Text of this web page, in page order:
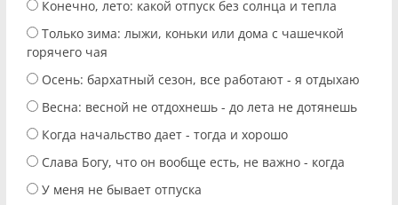
Конечно, лето: какой отпуск без солнца и тепла
Только зима: лыжи, коньки или дома с чашечкой
горячего чая
Осень: бархатный сезон, все работают - я отдыхаю
Весна: весной не отдохнешь - до лета не дотянешь
Когда начальство дает - тогда и хорошо
Слава Богу, что он вообще есть, не важно - когда
У меня не бывает отпуска